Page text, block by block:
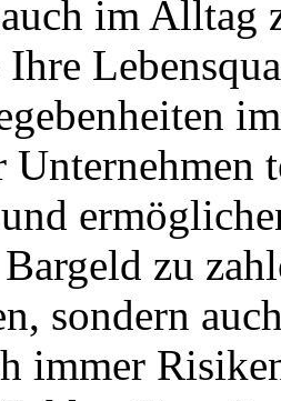
im Alltag
Unternehmen
zu
sondern
immer